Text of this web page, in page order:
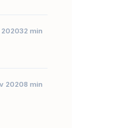
32 min
20208 min